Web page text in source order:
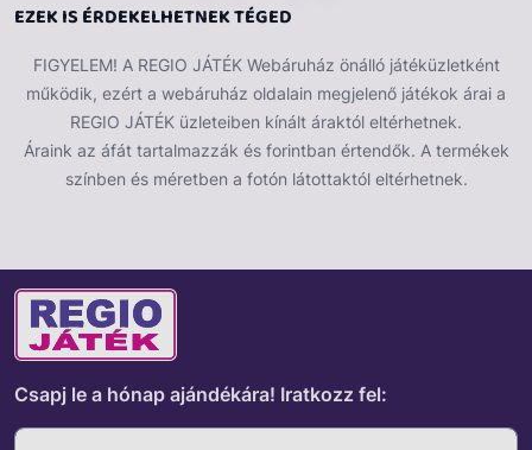
EZEK IS ÉRDEKELHETNEK TÉGED
FIGYELEM! A REGIO JÁTÉK Webáruház önálló játéküzletként
működik, ezért a webáruház oldalain megjelenő játékok árai a
REGIO JÁTÉK üzleteiben kínált áraktól eltérhetnek.
Áraink az áfát tartalmazzák és forintban értendők. A termékek
színben és méretben a fotón látottaktól eltérhetnek.
Csapj le a hónap ajándékára! Iratkozz fel: